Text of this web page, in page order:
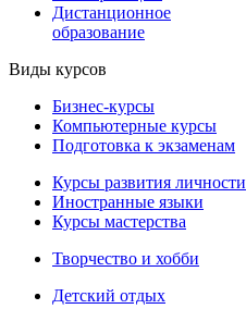
Дистанционное
образование
Виды курсов
Бизнес-курсы
Компьютерные курсы
Подготовка к экзаменам
Курсы развития личности
Иностранные языки
Курсы мастерства
Творчество и хобби
Детский отдых